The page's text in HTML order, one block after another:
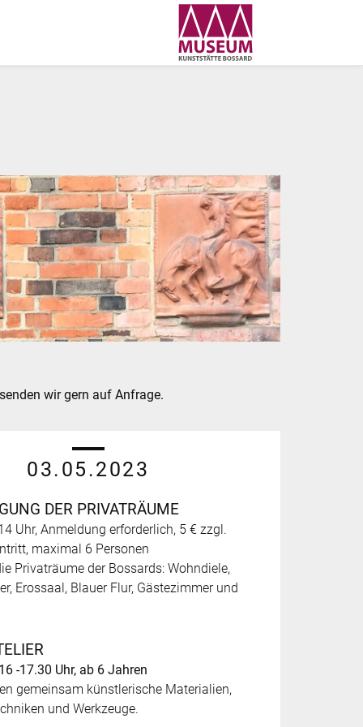
wir gern auf Anfrage.
03.05.2023
DER PRIVATRÄUME
Uhr, Anmeldung erforderlich, 5 € zzgl.
maximal 6 Personen
Privaträume der Bossards: Wohndiele,
Erossaal, Blauer Flur, Gästezimmer und
16 -17.30 Uhr, ab 6 Jahren
gemeinsam künstlerische Materialien,
und Werkzeuge.